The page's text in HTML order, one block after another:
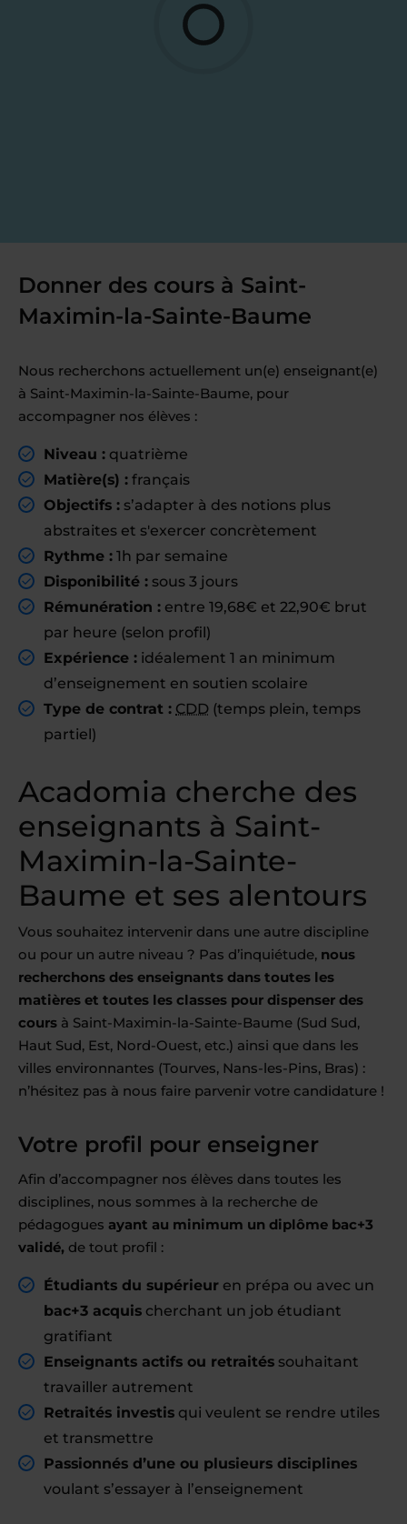
Donner des cours à Saint-
Maximin-la-Sainte-Baume
Nous recherchons actuellement un(e) enseignant(e)
à Saint-Maximin-la-Sainte-Baume, pour
accompagner nos élèves :
Niveau : quatrième
Matière(s) : français
Objectifs : s’adapter à des notions plus
abstraites et s'exercer concrètement
Rythme : 1h par semaine
Disponibilité : sous 3 jours
Rémunération : entre 19,68€ et 22,90€ brut
par heure (selon profil)
Expérience : idéalement 1 an minimum
d’enseignement en soutien scolaire
Type de contrat : CDD (temps plein, temps
partiel)
Acadomia cherche des
enseignants à Saint-
Maximin-la-Sainte-
Baume et ses alentours
Vous souhaitez intervenir dans une autre discipline
ou pour un autre niveau ? Pas d’inquiétude, nous
recherchons des enseignants dans toutes les
matières et toutes les classes pour dispenser des
cours à Saint-Maximin-la-Sainte-Baume (Sud Sud,
Haut Sud, Est, Nord-Ouest, etc.) ainsi que dans les
villes environnantes (Tourves, Nans-les-Pins, Bras) :
n’hésitez pas à nous faire parvenir votre candidature !
Votre profil pour enseigner
Afin d’accompagner nos élèves dans toutes les
disciplines, nous sommes à la recherche de
pédagogues ayant au minimum un diplôme bac+3
validé, de tout profil :
Étudiants du supérieur en prépa ou avec un
bac+3 acquis cherchant un job étudiant
gratifiant
Enseignants actifs ou retraités souhaitant
travailler autrement
Retraités investis qui veulent se rendre utiles
et transmettre
Passionnés d’une ou plusieurs disciplines
voulant s’essayer à l’enseignement